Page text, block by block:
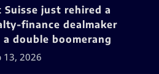
Suisse just rehired a
finance dealmaker
a double boomerang
13, 2026